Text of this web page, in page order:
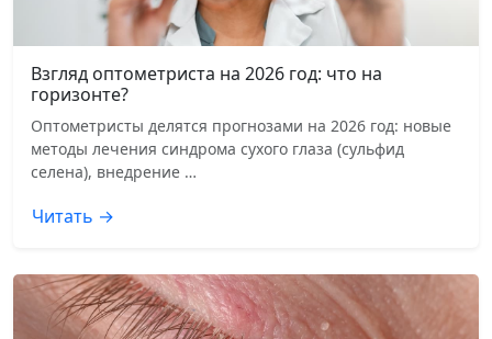
Взгляд оптометриста на 2026 год: что на
горизонте?
Оптометристы делятся прогнозами на 2026 год: новые
методы лечения синдрома сухого глаза (сульфид
селена), внедрение …
Читать →